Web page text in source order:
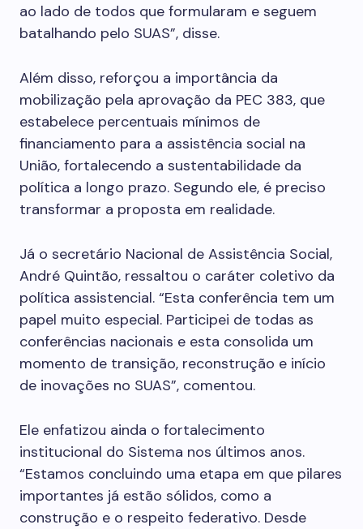
ao lado de todos que formularam e seguem
batalhando pelo SUAS”, disse.
Além disso, reforçou a importância da
mobilização pela aprovação da PEC 383, que
estabelece percentuais mínimos de
financiamento para a assistência social na
União, fortalecendo a sustentabilidade da
política a longo prazo. Segundo ele, é preciso
transformar a proposta em realidade.
Já o secretário Nacional de Assistência Social,
André Quintão, ressaltou o caráter coletivo da
política assistencial. “Esta conferência tem um
papel muito especial. Participei de todas as
conferências nacionais e esta consolida um
momento de transição, reconstrução e início
de inovações no SUAS”, comentou.
Ele enfatizou ainda o fortalecimento
institucional do Sistema nos últimos anos.
“Estamos concluindo uma etapa em que pilares
importantes já estão sólidos, como a
construção e o respeito federativo. Desde